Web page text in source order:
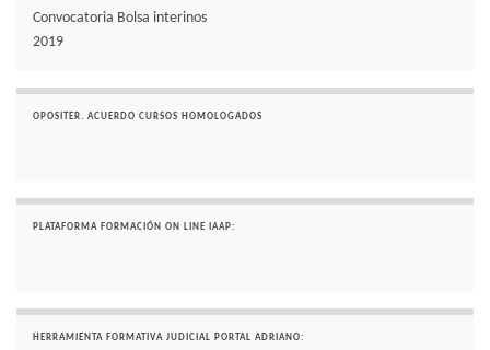
Convocatoria Bolsa interinos
2019
OPOSITER. ACUERDO CURSOS HOMOLOGADOS
PLATAFORMA FORMACIÓN ON LINE IAAP:
HERRAMIENTA FORMATIVA JUDICIAL PORTAL ADRIANO: